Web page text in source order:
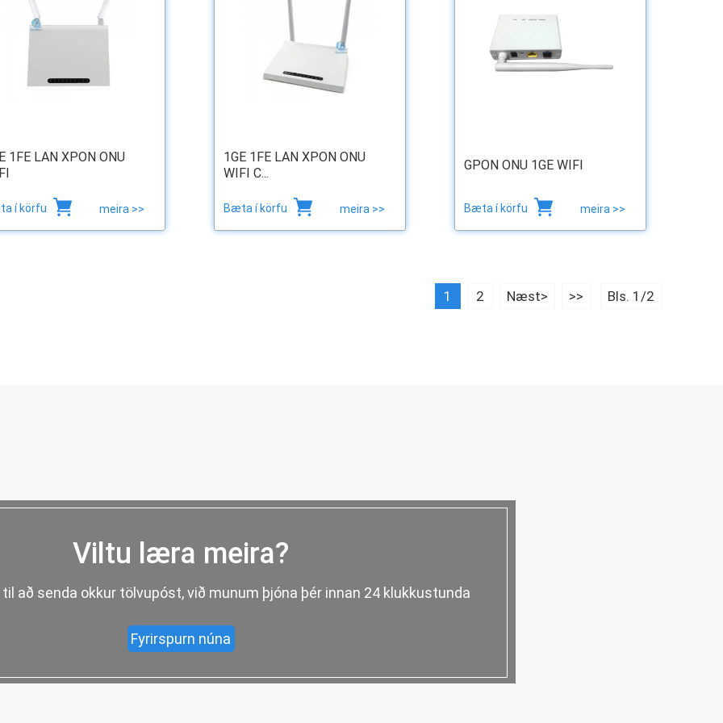
1FE LAN XPON ONU
í körfu meira >>
1GE 1FE LAN XPON ONU
WIFI C...
Bæta í körfu meira >>
GPON ONU 1GE WIFI
Bæta í körfu meira >>
1 2 Næst> >> Bls. 1/2
Viltu læra meira?
að senda okkur tölvupóst, við munum þjóna þér innan 24 klukkustunda
Fyrirspurn núna